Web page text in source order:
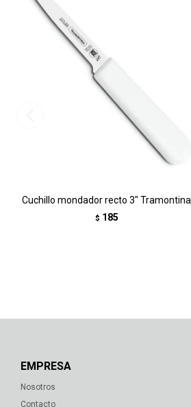
Cuchillo mondador recto 3" Tramontina
$ 185
EMPRESA
Nosotros
Contacto